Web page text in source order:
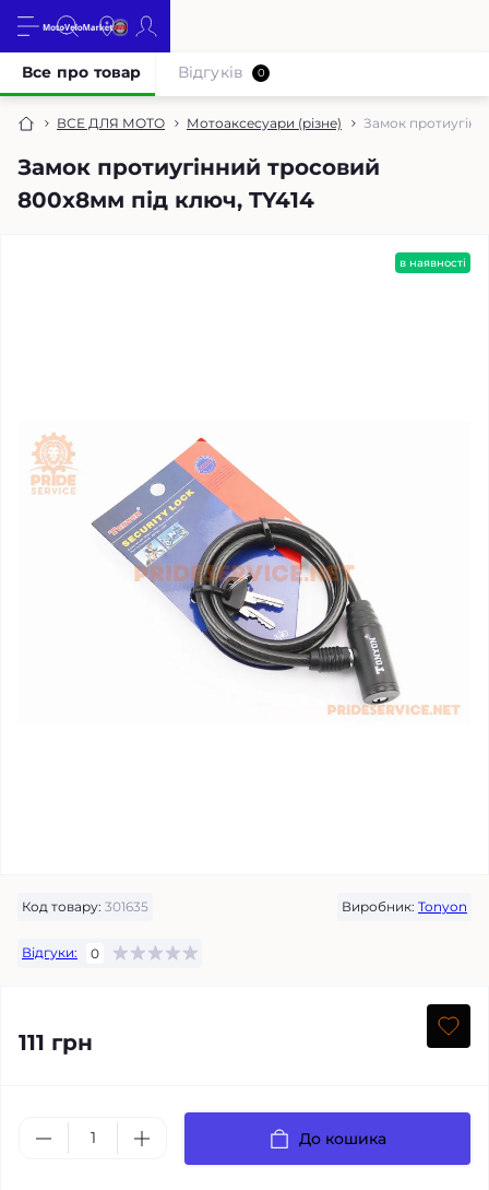
ВСЕ ДЛЯ МОТО Мотоаксесуари (різне) Замок
Замок протиугінний тросовий
800х8мм під ключ, TY414
Все про товар Відгуків 0
в наявності
Код товару: 301635 Виробник: Tonyon
Відгуки: 0
111 грн
До кошика